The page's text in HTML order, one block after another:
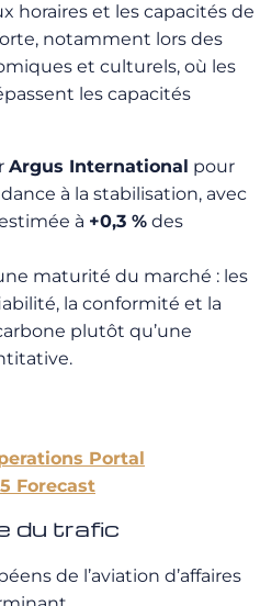
horaires et les capacités de
notamment lors des
et culturels, où les
les capacités
Argus International pour
à la stabilisation, avec
à +0,3 % des
maturité du marché : les
la conformité et la
plutôt qu’une
Portal
Forecast
du trafic
de l’aviation d’affaires